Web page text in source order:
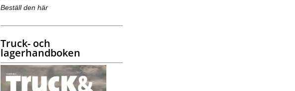
Beställ den här
Truck- och
lagerhandboken